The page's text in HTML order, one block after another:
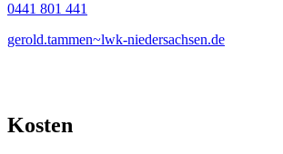
0441 801 441
gerold.tammen~lwk-niedersachsen.de
Kosten